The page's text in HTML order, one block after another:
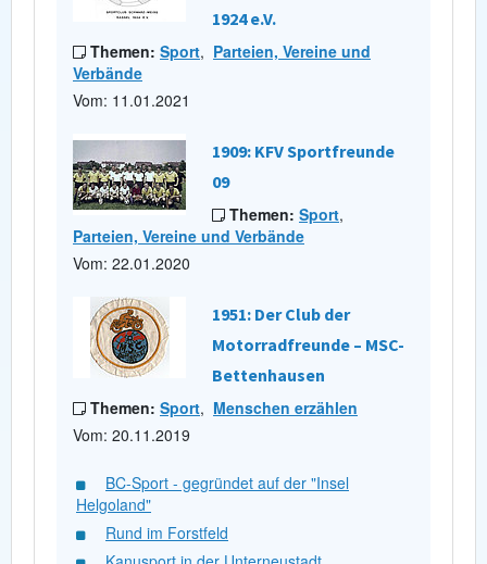
1924 e.V.
Themen: Sport, Parteien, Vereine und
Verbände
Vom: 11.01.2021
1909: KFV Sportfreunde
09
Themen: Sport,
Parteien, Vereine und Verbände
Vom: 22.01.2020
1951: Der Club der
Motorradfreunde – MSC-
Bettenhausen
Themen: Sport, Menschen erzählen
Vom: 20.11.2019
BC-Sport - gegründet auf der "Insel
Helgoland"
Rund im Forstfeld